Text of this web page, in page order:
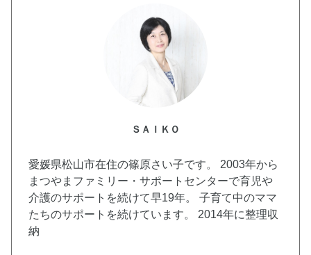
ＳＡＩＫＯ
愛媛県松山市在住の篠原さい子です。 2003年から
まつやまファミリー・サポートセンターで育児や
介護のサポートを続けて早19年。 子育て中のママ
たちのサポートを続けています。 2014年に整理収
納